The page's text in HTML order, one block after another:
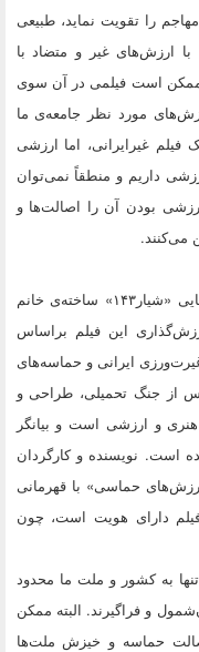
را تقویت نماید، طبیعی
ارزش‌های غیر و متضاد با
ممکن است فیلمی در آن سوی
مورد نظر جامعه‌ی ما
غیرایرانی، اما ارزشی
داریم و منطقاً نمی‌توان
بودن آن را اصالت‌ها و
می‌کنند.
برای نمونه، وقتی بیان می‌شود که فیلم سینمایی «شیار۱۴۳» ساخته‌ی خانم
این فیلم براساس
ایرانی و حماسه‌های
جنگ تحمیلی، طراحی و
«شیار۱۴۳» یک اثر هنری و ارزشی است و بیانگر
است. نویسنده و کارگردان
حماسی» با قهرمانی
دارای هویت است، چون
به کشور و ملت ما محدود
و فراگیرند. البته ممکن
حماسه و خیزش ملت‌ها